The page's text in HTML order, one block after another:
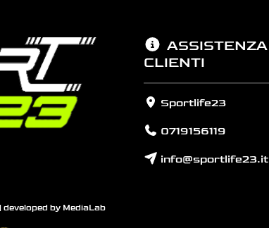
ASSISTENZA
CLIENTI
Sportlife23
0719156119
info@sportlife23.it
by MediaLab